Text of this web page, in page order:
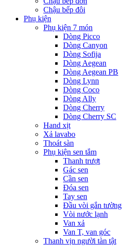
Chậu bếp đôi
Phụ kiện
Phụ kiện 7 món
Dòng Picco
Dòng Canyon
Dòng Sofija
Dòng Aegean
Dòng Aegean PB
Dòng Lynn
Dòng Coco
Dòng Ally
Dòng Cherry
Dòng Cherry SC
Hand xịt
Xả lavabo
Thoát sàn
Phụ kiện sen tắm
Thanh trượt
Gác sen
Cần sen
Đóa sen
Tay sen
Đầu vòi gắn tường
Vòi nước lạnh
Van xả
Van T, van góc
Thanh vịn người tàn tật